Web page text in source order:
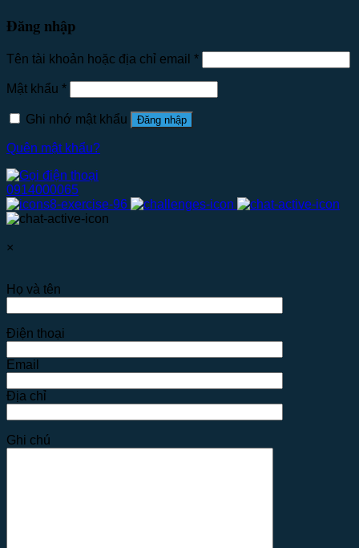
Đăng nhập
Tên tài khoản hoặc địa chỉ email *
Mật khẩu *
Ghi nhớ mật khẩu Đăng nhập
Quên mật khẩu?
0914000065
×
Họ và tên
Điện thoại
Email
Địa chỉ
Ghi chú